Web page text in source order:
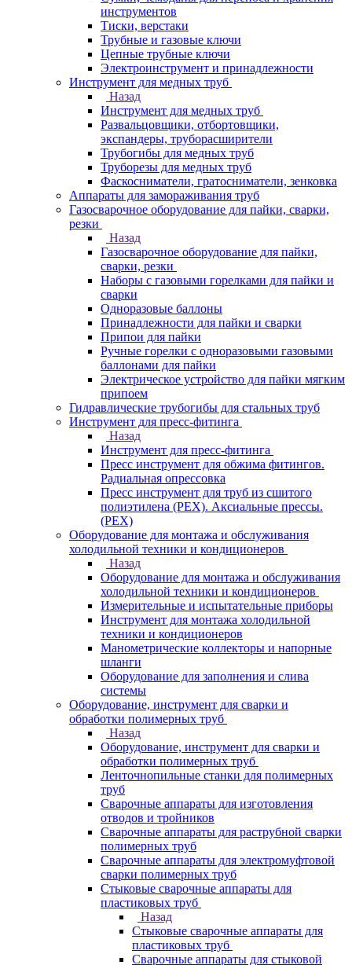
инструментов
Тиски, верстаки
Трубные и газовые ключи
Цепные трубные ключи
Электроинструмент и принадлежности
Инструмент для медных труб
Назад
Инструмент для медных труб
Развальцовщики, отбортовщики,
экспандеры, труборасширители
Трубогибы для медных труб
Труборезы для медных труб
Фаскосниматели, гратосниматели, зенковка
Аппараты для замораживания труб
Газосварочное оборудование для пайки, сварки,
резки
Назад
Газосварочное оборудование для пайки,
сварки, резки
Наборы с газовыми горелками для пайки и
сварки
Одноразовые баллоны
Принадлежности для пайки и сварки
Припои для пайки
Ручные горелки с одноразовыми газовыми
баллонами для пайки
Электрическое устройство для пайки мягким
припоем
Гидравлические трубогибы для стальных труб
Инструмент для пресс-фитинга
Назад
Инструмент для пресс-фитинга
Пресс инструмент для обжима фитингов.
Радиальная опрессовка
Пресс инструмент для труб из сшитого
полиэтилена (PEX). Аксиальные прессы.
(PEX)
Оборудование для монтажа и обслуживания
холодильной техники и кондиционеров
Назад
Оборудование для монтажа и обслуживания
холодильной техники и кондиционеров
Измерительные и испытательные приборы
Инструмент для монтажа холодильной
техники и кондиционеров
Манометрические коллекторы и напорные
шланги
Оборудование для заполнения и слива
системы
Оборудование, инструмент для сварки и
обработки полимерных труб
Назад
Оборудование, инструмент для сварки и
обработки полимерных труб
Ленточнопильные станки для полимерных
труб
Сварочные аппараты для изготовления
отводов и тройников
Сварочные аппараты для раструбной сварки
полимерных труб
Сварочные аппараты для электромуфтовой
сварки полимерных труб
Стыковые сварочные аппараты для
пластиковых труб
Назад
Стыковые сварочные аппараты для
пластиковых труб
Сварочные аппараты для стыковой